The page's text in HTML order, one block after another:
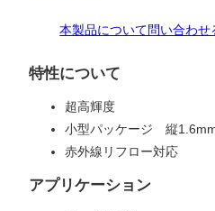
本製品について問い合わせ
特性について
超高輝度
小型パッケージ 縦
赤外線リフロー対応
アプリケーション